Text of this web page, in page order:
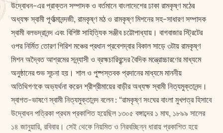
উদ্বোধন-এর প্রাক্তন সম্পাদক ও বর্তমানে বাংলাদেশের ঢাকা রামকৃষ্ণ মঠের
অধ্যক্ষ স্বামী পূর্ণাত্মানন্দজী, রামকৃষ্ণ মঠ ও রামকৃষ্ণ মিশনের সহ-সাধারণ সম্পাদক
স্বামী বলভদ্রানন্দ এবং বিশিষ্ট সাহিত্যিক সঞ্জীব চট্টোপাধ্যায়। বাগবাজার স্ট্রিটের
ওপর নির্মিত তোরণ গিরিশ মঞ্চের প্রধান প্রবেশদ্বার বিকাল সাড়ে ৩টায় রামকৃষ্ণ
মিশন অদ্বৈত আশ্রমের সন্ন্যাসী ও ব্রহ্মচারিবৃন্দের বৈদিক মন্ত্রোচ্চারণের মাধ্যমে
অনুষ্ঠানের শুভ সূচনা হয়। শাল ও পুষ্পস্তবক প্রদানের মাধ্যমে মাননীয়
অতিথিগণকে অভ্যর্থনা করেন শ্রীশ্রীমায়ের বাড়ীর অধ্যক্ষ স্বামী নিত্যমুক্তানন্দ।
স্বাগত-ভাষণে স্বামী নিত্যমুক্তানন্দ বলেন : “রামকৃষ্ণ সংঘের বাংলা মুখপত্র হিসাবে
উদ্বোধন পত্রিকা প্রথম প্রকাশিত হয়েছিল ১৩০৫ বঙ্গাব্দের ১ মাঘ, ১৮৯৯ সালের
১৪ জানুয়ারি, রবিবার। সেই থেকে নিয়মিত ও নিরবচ্ছিন্ন ধারায় প্রকাশিত হয়ে